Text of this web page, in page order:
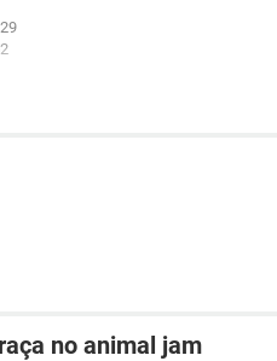
no animal jam